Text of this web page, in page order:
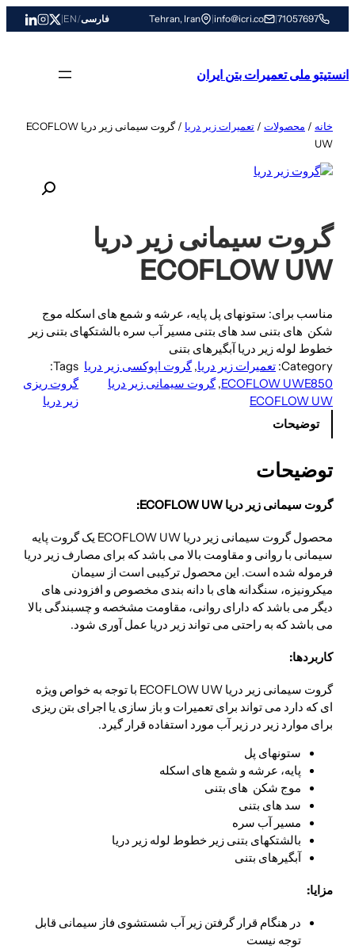
به
71057697
|
info@icri.co
|
Tehran, Iran فارسی/
EN
|
انستیتو ملی تعمیرات بتن ایران
خانه / محصولات / تعمیرات زیر دریا
/ گروت سیمانی زیر دریا ECOFLOW
UW
گروت سیمانی زیر دریا
ECOFLOW UW
مناسب برای: ستونهای پل پایه، عرشه و شمع های اسکله موج
شکن های بتنی سد های بتنی مسیر آب سره بالشتکهای بتنی زیر
خطوط لوله زیر دریا آبگیرهای بتنی
Category: تعمیرات زیر دریا, گروت اپوکسی زیر دریا
ECOFLOW UWE850
, گروت سیمانی زیر دریا
ECOFLOW UW
Tags:
گروت ریزی
زیر دریا
توضیحات
توضیحات
گروت سیمانی زیر دریا ECOFLOW UW:
محصول گروت سیمانی زیر دریا ECOFLOW UW یک گروت پایه
سیمانی با روانی و مقاومت بالا می باشد که برای مصارف زیر دریا
فرموله شده است. این محصول ترکیبی است از سیمان
میکرونیزه، سنگدانه های با دانه بندی مخصوص و افزودنی های
دیگر می باشد که دارای روانی، مقاومت مشخصه و چسبندگی بالا
می باشد که به راحتی می تواند زیر دریا عمل آوری شود.
کاربردها:
گروت سیمانی زیر دریا ECOFLOW UW با توجه به خواص ویژه
ای که دارد می تواند برای تعمیرات و باز سازی یا اجرای بتن ریزی
برای موارد زیر در زیر آب مورد استفاده قرار گیرد.
ستونهای پل
پایه، عرشه و شمع های اسکله
موج شکن های بتنی
سد های بتنی
مسیر آب سره
بالشتکهای بتنی زیر خطوط لوله زیر دریا
آبگیرهای بتنی
مزایا:
در هنگام قرار گرفتن زیر آب شستشوی فاز سیمانی قابل
توجه نیست